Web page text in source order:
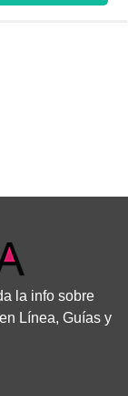
la info sobre
Línea, Guías y